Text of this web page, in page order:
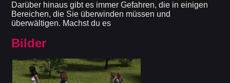
Darüber hinaus gibt es immer Gefahren, die in einigen
Bereichen, die Sie überwinden müssen und
überwältigen. Machst du es
Bilder